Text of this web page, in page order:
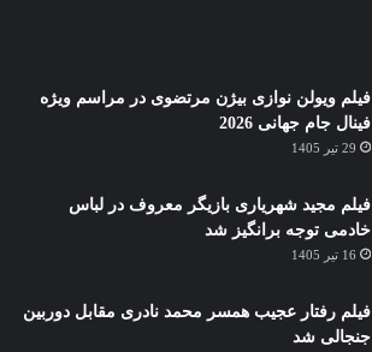
فیلم ویولن نوازی بیژن مرتضوی در مراسم ویژه
فینال جام جهانی 2026
29 تیر 1405
فیلم مجید شهریاری بازیگر معروف در لباس
خادمی توجه برانگیز شد
16 تیر 1405
فیلم رفتار عجیب همسر محمد نادری مقابل دوربین
جنجالی شد